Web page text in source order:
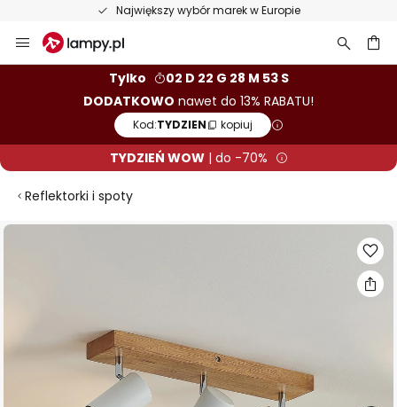
Największy wybór marek w Europie
Przejdź
do
Tylko
02 D 22 G 28 M 53 S
DODATKOWO nawet do 13% RABATU!
Kod:TYDZIEN kopiuj
TYDZIEŃ WOW| do -70%
Reflektorki i spoty
Przejdź